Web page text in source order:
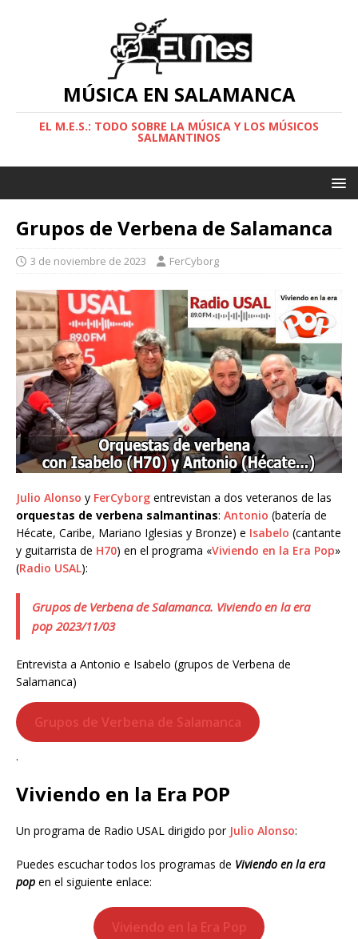
MÚSICA EN SALAMANCA
EL M.E.S.: TODO SOBRE LA MÚSICA Y LOS MÚSICOS
SALMANTINOS
Grupos de Verbena de Salamanca
3 de noviembre de 2023 FerCyborg
Julio Alonso y FerCyborg entrevistan a dos veteranos de las
orquestas de verbena salmantinas: Antonio (batería de
Hécate, Caribe, Mariano Iglesias y Bronze) e Isabelo (cantante
y guitarrista de H70) en el programa «Viviendo en la Era Pop»
(Radio USAL):
Grupos de Verbena de Salamanca. Viviendo en la era
pop 2023/11/03
Entrevista a Antonio e Isabelo (grupos de Verbena de
Salamanca)
Grupos de Verbena de Salamanca
.
Viviendo en la Era POP
Un programa de Radio USAL dirigido por Julio Alonso:
Puedes escuchar todos los programas de Viviendo en la era
pop en el siguiente enlace:
Viviendo en la Era Pop